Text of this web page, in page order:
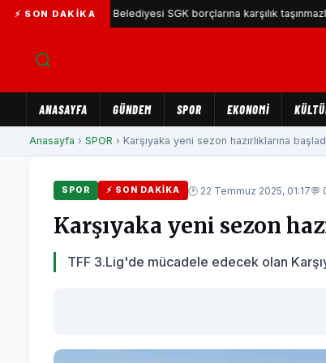
⚡ SON DAKIKA
Karşıyaka Belediyesi SGK borçlarına karşılık taşınmazları
ANASAYFA GÜNDEM SPOR EKONOMİ
Anasayfa › SPOR › Karşıyaka yeni sezon hazırlıklarına
SPOR ⚡ SON DAKIKA 🕐 22 Temmuz 2025, 01:17💬
Karşıyaka yeni sezon
TFF 3.Lig'de mücadele edecek olan